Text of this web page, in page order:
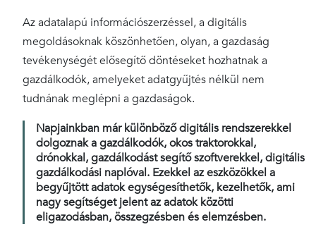
Az adatalapú információszerzéssel, a digitális
megoldásoknak köszönhetően, olyan, a gazdaság
tevékenységét elősegítő döntéseket hozhatnak a
gazdálkodók, amelyeket adatgyűjtés nélkül nem
tudnának meglépni a gazdaságok.
Napjainkban már különböző digitális rendszerekkel
dolgoznak a gazdálkodók, okos traktorokkal,
drónokkal, gazdálkodást segítő szoftverekkel, digitális
gazdálkodási naplóval. Ezekkel az eszközökkel a
begyűjtött adatok egységesíthetők, kezelhetők, ami
nagy segítséget jelent az adatok közötti
eligazodásban, összegzésben és elemzésben.